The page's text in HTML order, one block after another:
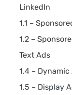
LinkedIn
1.1 –
1.2 –
Text Ads
1.4 – Dynamic
1.5 – Display